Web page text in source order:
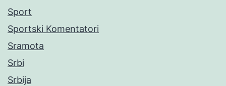
Sport
Sportski Komentatori
Sramota
Srbi
Srbija